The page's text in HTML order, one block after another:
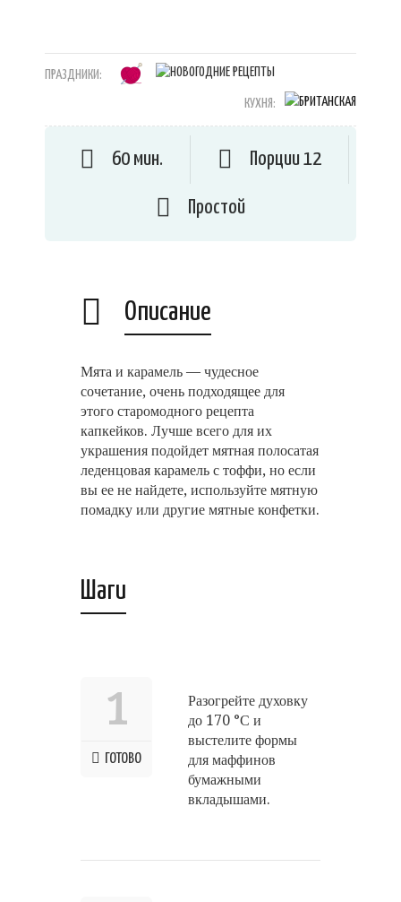
ПРАЗДНИКИ:
КУХНЯ:
60 мин. Порции 12
Простой
Описание
Мята и карамель — чудесное
сочетание, очень подходящее для
этого старомодного рецепта
капкейков. Лучше всего для их
украшения подойдет мятная полосатая
леденцовая карамель с тоффи, но если
вы ее не найдете, используйте мятную
помадку или другие мятные конфетки.
Шаги
1
ГОТОВО
Разогрейте духовку
до 170 °С и
выстелите формы
для маффинов
бумажными
вкладышами.